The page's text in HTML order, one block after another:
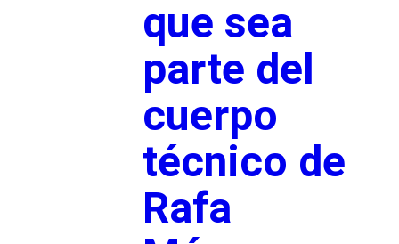
que sea
parte del
cuerpo
técnico de
Rafa